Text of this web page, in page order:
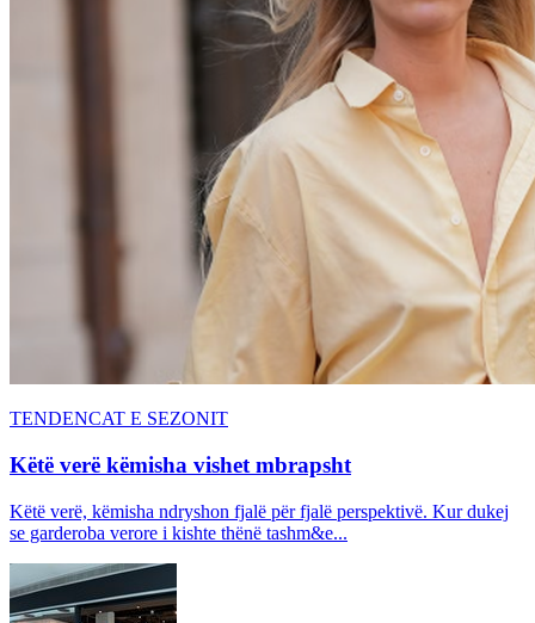
TENDENCAT E SEZONIT
Këtë verë këmisha vishet mbrapsht
Këtë verë, këmisha ndryshon fjalë për fjalë perspektivë. Kur dukej
se garderoba verore i kishte thënë tashm&e...